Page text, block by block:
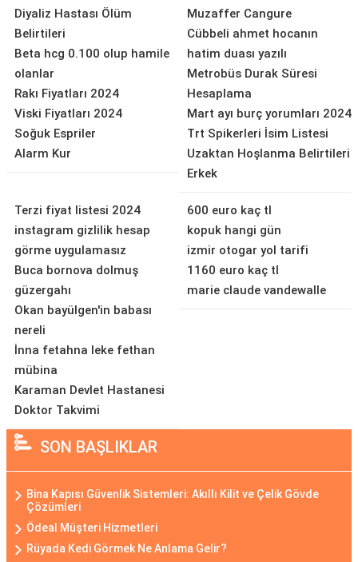
Diyaliz Hastası Ölüm
Belirtileri
Beta hcg 0.100 olup hamile
olanlar
Rakı Fiyatları 2024
Viski Fiyatları 2024
Soğuk Espriler
Alarm Kur
Muzaffer Cangure
Cübbeli ahmet hocanın
hatim duası yazılı
Metrobüs Durak Süresi
Hesaplama
Mart ayı burç yorumları 2024
Trt Spikerleri İsim Listesi
Uzaktan Hoşlanma Belirtileri
Erkek
Terzi fiyat listesi 2024
instagram gizlilik hesap
görme uygulamasız
Buca bornova dolmuş
güzergahı
Okan bayülgen'in babası
nereli
İnna fetahna leke fethan
mübina
Karaman Devlet Hastanesi
Doktor Takvimi
600 euro kaç tl
kopuk hangi gün
izmir otogar yol tarifi
1160 euro kaç tl
marie claude vandewalle
SON BAŞLIKLAR
Bina Kapısı Güvenlik Sistemleri: Akıllı Kilit ve Çelik Gövde
Çözümleri
Ödeal Müşteri Hizmetleri
Rüyada Kedi Görmek Ne Anlama Gelir?